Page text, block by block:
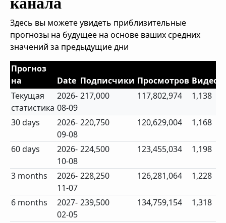
Здесь вы можете увидеть приблизительные
прогнозы на будущее на основе ваших средних
значений за предыдущие дни
Прогноз
на
Date Подписчики Просмотров Видео
Текущая
статистика
2026-
08-09
217,000 117,802,974 1,138
30 days
2026-
09-08
220,750 120,629,004 1,168
60 days
2026-
10-08
224,500 123,455,034 1,198
3 months
2026-
11-07
228,250 126,281,064 1,228
6 months
2027-
02-05
239,500 134,759,154 1,318